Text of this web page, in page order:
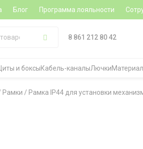
Блог Программа лояльности
8 861 212 80 42
Щиты и боксыКабель-каналыЛючки
Рамки / Рамка IP44 для установки